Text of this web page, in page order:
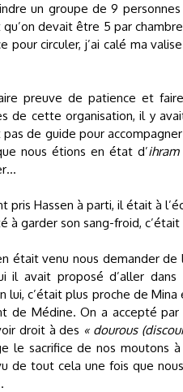
un groupe de 9 personnes
devait être 5 par
pour circuler, j’ai calé ma
preuve de patience et
de cette organisation, il y
pas de guide pour
nous étions en état d’ihram
pris Hassen à parti, il était à
à garder son sang-froid,
était venu nous demander de
il avait proposé d’aller
lui, c’était plus proche de
de Médine. On a accepté
droit à des « dourous
le sacrifice de nos moutons
de tout cela une fois que